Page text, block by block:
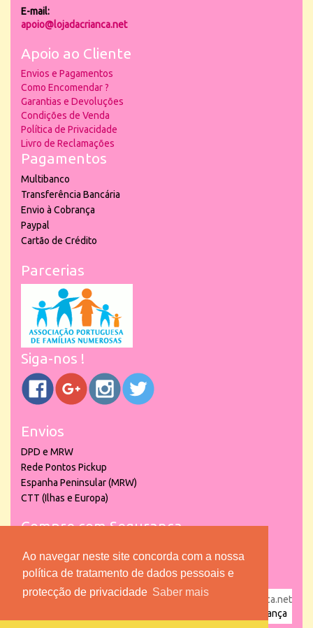
Ao navegar neste site concorda com a nossa
política de tratamento de dados pessoais e
protecção de privacidade Saber mais
E-mail:
apoio@lojadacrianca.net
Apoio ao Cliente
Envios e Pagamentos
Como Encomendar ?
Garantias e Devoluções
Condições de Venda
Política de Privacidade
Livro de Reclamações
Pagamentos
Multibanco
Transferência Bancária
Envio à Cobrança
Paypal
Cartão de Crédito
Parcerias
Siga-nos !
Envios
DPD e MRW
Rede Pontos Pickup
Espanha Peninsular (MRW)
CTT (Ilhas e Europa)
Compre com Segurança
powered by puber!a | © 2026 Copyright www.lojadacrianca.net
Loja da Criança